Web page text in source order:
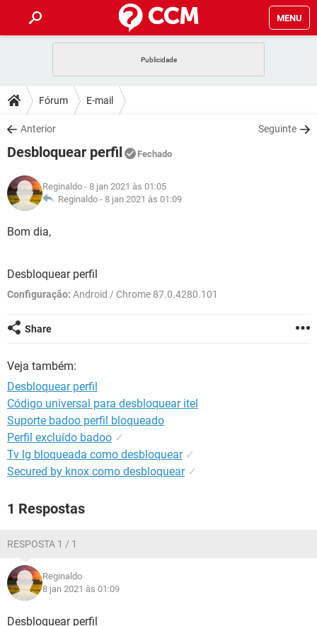
MENU
CELULAR
OUTLOOK
INSTAGRAM GMAIL
GUIA DE COMPRAS
DICAS
JOGOS
INSTAGRAM
GUIA DE COMPRAS
DOWNLOADS
JOGOS WHATSAPP
CELULAR
OUTLOOK EXCEL
INSTAGRAM
JOGOS
CELULAR
OUTLOOK
GLOSSÁRIO
JOGOS
OUTLOOK
INSTAGRAM GMAIL
GUIA DE COMPRAS
Fórum E-mail
Anterior Seguinte
Desbloquear perfil Fechado
Reginaldo - 8 jan 2021 às 01:05
Reginaldo - 8 jan 2021 às 01:09
Bom dia,
Desbloquear perfil
Configuração: Android / Chrome 87.0.4280.101
Share
Veja também:
Desbloquear perfil
Código universal para desbloquear itel
Suporte badoo perfil bloqueado
Perfil excluído badoo ✓
Tv lg bloqueada como desbloquear ✓
Secured by knox como desbloquear ✓
1 Respostas
RESPOSTA 1 / 1
Reginaldo
8 jan 2021 às 01:09
Desbloquear perfil